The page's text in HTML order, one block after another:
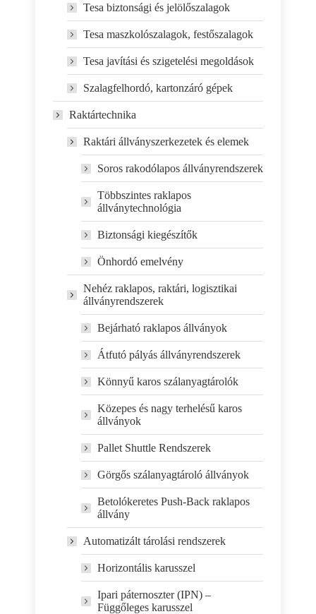
Tesa biztonsági és jelölőszalagok
Tesa maszkolószalagok, festőszalagok
Tesa javítási és szigetelési megoldások
Szalagfelhordó, kartonzáró gépek
Raktártechnika
Raktári állványszerkezetek és elemek
Soros rakodólapos állványrendszerek
Többszintes raklapos
állványtechnológia
Biztonsági kiegészítők
Önhordó emelvény
Nehéz raklapos, raktári, logisztikai
állványrendszerek
Bejárható raklapos állványok
Átfutó pályás állványrendszerek
Könnyű karos szálanyagtárolók
Közepes és nagy terhelésű karos
állványok
Pallet Shuttle Rendszerek
Görgős szálanyagtároló állványok
Betolókeretes Push-Back raklapos
állvány
Automatizált tárolási rendszerek
Horizontális karusszel
Ipari páternoszter (IPN) –
Függőleges karusszel